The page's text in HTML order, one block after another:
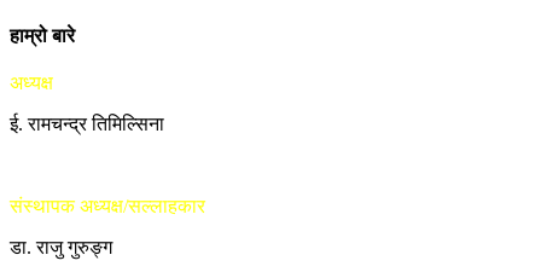
हाम्रो बारे
अध्यक्ष
ई. रामचन्द्र तिमिल्सिना
संस्थापक अध्यक्ष/सल्लाहकार
डा. राजु गुरुङ्ग